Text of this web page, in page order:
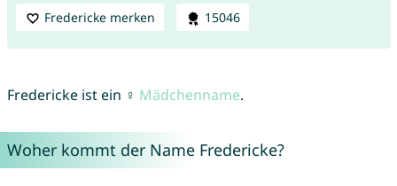
Fredericke merken 15046
Fredericke ist ein ♀ Mädchenname.
Woher kommt der Name Fredericke?